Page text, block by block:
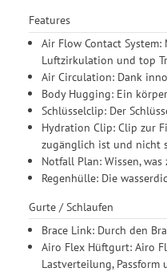
Features
Air Flow Contact
Luftzirkulation und top
Air Circulation: Dank
Body Hugging: Ein
Schlüsselclip: Der
Hydration Clip: Clip zur
zugänglich ist und nicht
Notfall Plan: Wissen,
Regenhülle: Die
Gurte / Schlaufen
Brace Link: Durch den
Airo Flex Hüftgurt: Airo
Lastverteilung,